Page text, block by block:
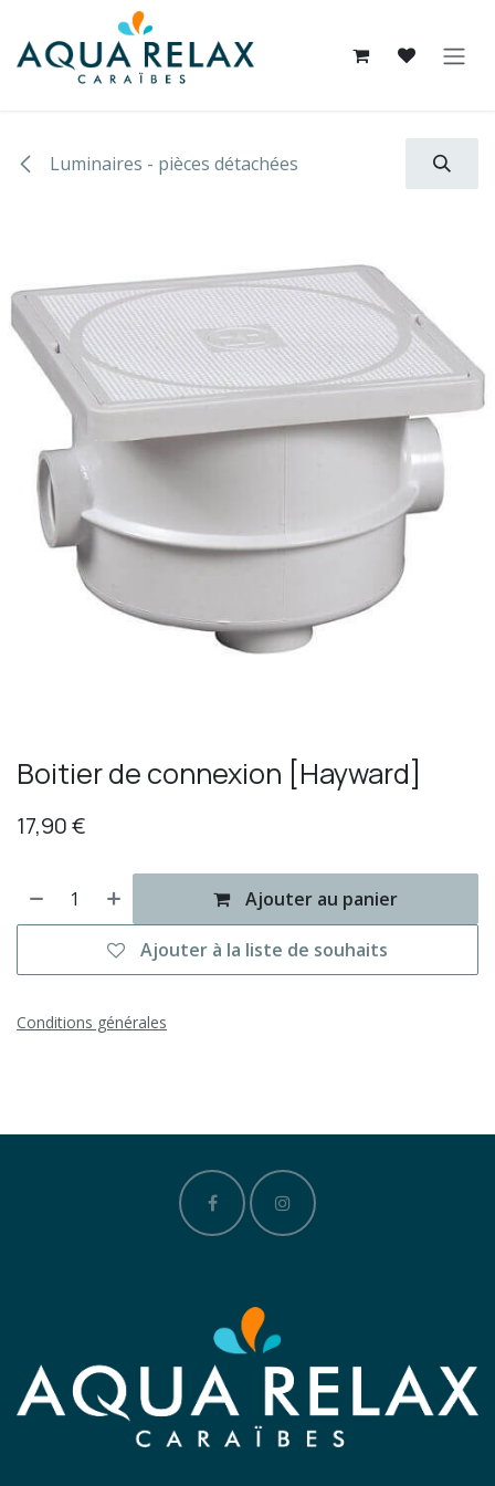
Se rendre au contenu
Luminaires - pièces détachées
Boitier de connexion [Hayward]
17,90€
Ajouter au panier
Ajouter à la liste de souhaits
Conditions générales